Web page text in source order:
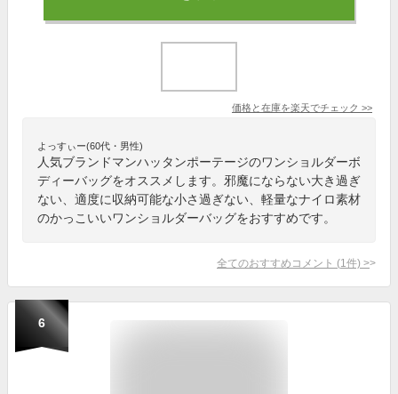
価格と在庫を楽天でチェック >>
よっすぃー(60代・男性)
人気ブランドマンハッタンポーテージのワンショルダーボ
ディーバッグをオススメします。邪魔にならない大き過ぎ
ない、適度に収納可能な小さ過ぎない、軽量なナイロ素材
のかっこいいワンショルダーバッグをおすすめです。
全てのおすすめコメント (1 件) >
6